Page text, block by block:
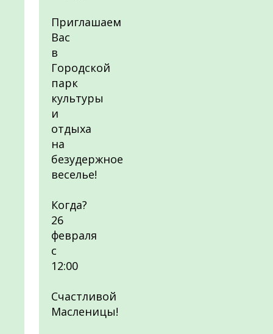
Приглашаем
Вас
в
Городской
парк
культуры
и
отдыха
на
безудержное
веселье!
Когда?
26
февраля
с
12:00
Счастливой
Масленицы!